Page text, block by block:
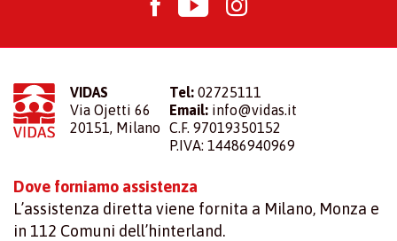
VIDAS
Via Ojetti 66
20151, Milano
Tel: 02725111
Email: info@vidas.it
C.F. 97019350152
P.IVA: 14486940969
Dove forniamo assistenza
L’assistenza diretta viene fornita a Milano, Monza e
in 112 Comuni dell’hinterland.